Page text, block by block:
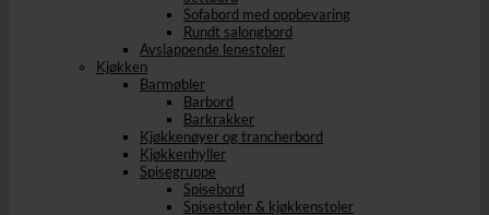
Sofabord med oppbevaring
Rundt salongbord
Avslappende lenestoler
Kjøkken
Barmøbler
Barbord
Barkrakker
Kjøkkenøyer og trancherbord
Kjøkkenhyller
Spisegruppe
Spisebord
Spisestoler & kjøkkenstoler